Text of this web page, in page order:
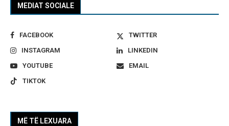
MEDIAT SOCIALE
FACEBOOK
TWITTER
INSTAGRAM
LINKEDIN
YOUTUBE
EMAIL
TIKTOK
MË TË LEXUARA